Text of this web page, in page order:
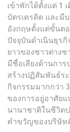
เข้าพักได้ตั้งแต่ 1
บัตรเครดิต และมี
อังกฤษตั้งแต่ขั้นต
ปัจจุบันดำเนินธุร
ยาวของชาวต่างช
มีชื่อเสียงด้านกา
สร้างปฏิสัมพันธ์ร
กิจกรรมมากกว่า
ของการอยู่อาศัย
นานาชาติในชีวิต
คำขวัญของบริษัท